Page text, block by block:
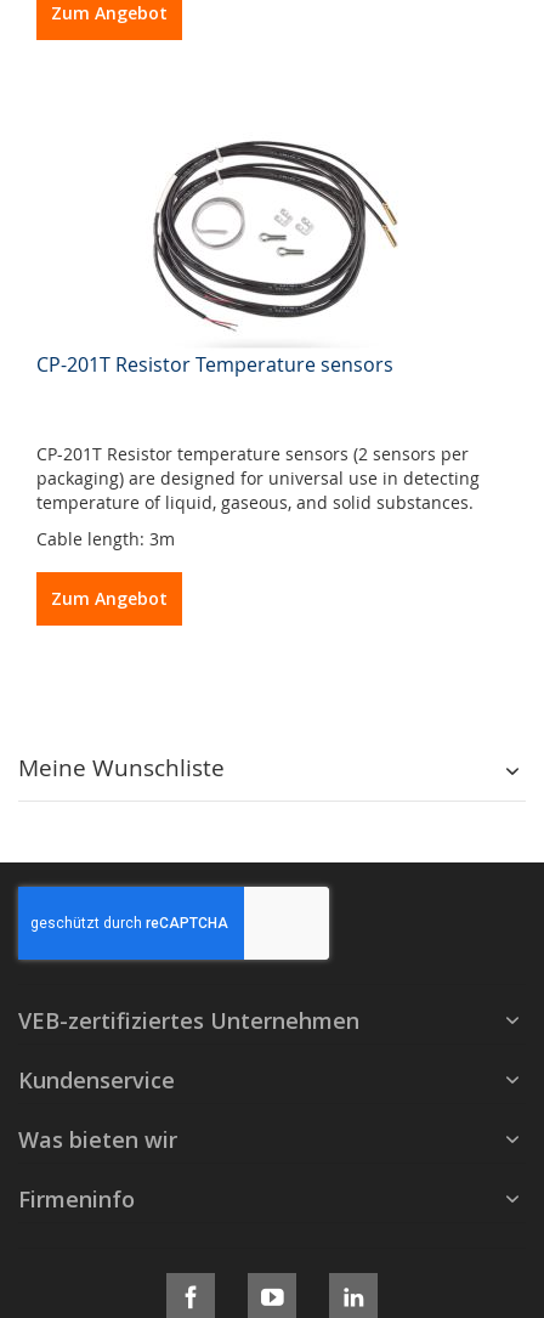
Zum Angebot
CP-201T Resistor Temperature sensors
CP-201T Resistor temperature sensors (2 sensors per
packaging) are designed for universal use in detecting
temperature of liquid, gaseous, and solid substances.
Cable length: 3m
Zum Angebot
Meine Wunschliste
VEB-zertifiziertes Unternehmen
Kundenservice
Was bieten wir
Firmeninfo